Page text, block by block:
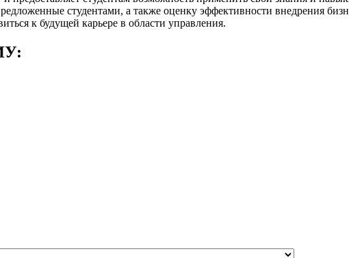
студентами, а также оценку эффективности внедрения
к будущей карьере в области управления.